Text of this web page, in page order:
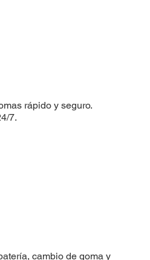
rápido y seguro.
7.
cambio de goma y